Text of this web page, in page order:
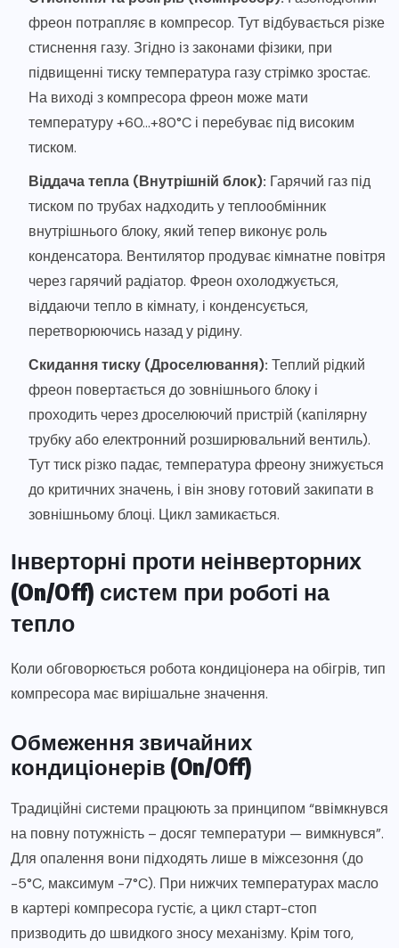
фреон потрапляє в компресор. Тут відбувається різке
стиснення газу. Згідно із законами фізики, при
підвищенні тиску температура газу стрімко зростає.
На виході з компресора фреон може мати
температуру +60…+80°C і перебуває під високим
тиском.
Віддача тепла (Внутрішній блок): Гарячий газ під
тиском по трубах надходить у теплообмінник
внутрішнього блоку, який тепер виконує роль
конденсатора. Вентилятор продуває кімнатне повітря
через гарячий радіатор. Фреон охолоджується,
віддаючи тепло в кімнату, і конденсується,
перетворюючись назад у рідину.
Скидання тиску (Дроселювання): Теплий рідкий
фреон повертається до зовнішнього блоку і
проходить через дроселюючий пристрій (капілярну
трубку або електронний розширювальний вентиль).
Тут тиск різко падає, температура фреону знижується
до критичних значень, і він знову готовий закипати в
зовнішньому блоці. Цикл замикається.
Інверторні проти неінверторних
(On/Off) систем при роботі на
тепло
Коли обговорюється робота кондиціонера на обігрів, тип
компресора має вирішальне значення.
Обмеження звичайних
кондиціонерів (On/Off)
Традиційні системи працюють за принципом “ввімкнувся
на повну потужність – досяг температури — вимкнувся”.
Для опалення вони підходять лише в міжсезоння (до
-5°C, максимум -7°C). При нижчих температурах масло
в картері компресора густіє, а цикл старт-стоп
призводить до швидкого зносу механізму. Крім того,